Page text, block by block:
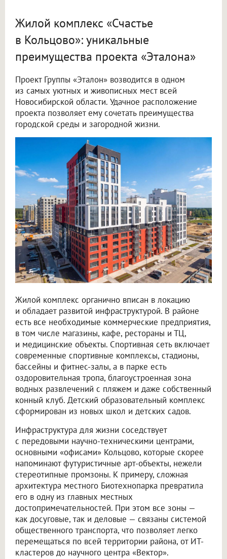
Жилой комплекс «Счастье
в Кольцово»: уникальные
преимущества проекта «Эталона»
Проект Группы «Эталон» возводится в одном
из самых уютных и живописных мест всей
Новосибирской области. Удачное расположение
проекта позволяет ему сочетать преимущества
городской среды и загородной жизни.
Жилой комплекс органично вписан в локацию
и обладает развитой инфраструктурой. В районе
есть все необходимые коммерческие предприятия,
в том числе магазины, кафе, рестораны и ТЦ,
и медицинские объекты. Спортивная сеть включает
современные спортивные комплексы, стадионы,
бассейны и фитнес-залы, а в парке есть
оздоровительная тропа, благоустроенная зона
водных развлечений с пляжем и даже собственный
конный клуб. Детский образовательный комплекс
сформирован из новых школ и детских садов.
Инфраструктура для жизни соседствует
с передовыми научно-техническими центрами,
основными «офисами» Кольцово, которые скорее
напоминают футуристичные арт-объекты, нежели
стереотипные промзоны. К примеру, сложная
архитектура местного Биотехнопарка превратила
его в одну из главных местных
достопримечательностей. При этом все зоны —
как досуговые, так и деловые — связаны системой
общественного транспорта, что позволяет легко
перемещаться по всей территории района, от ИТ-
кластеров до научного центра «Вектор».